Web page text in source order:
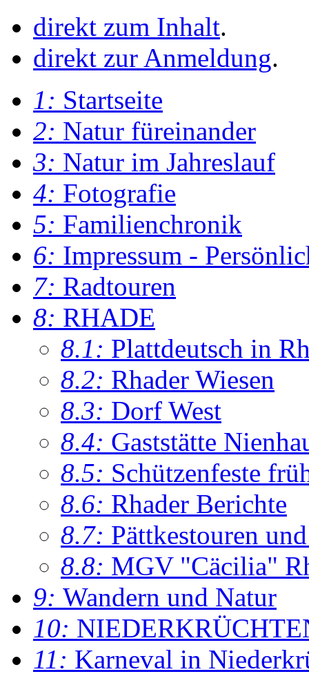
direkt zum Inhalt.
direkt zur Anmeldung.
1: Startseite
2: Natur füreinander
3: Natur im Jahreslauf
4: Fotografie
5: Familienchronik
6: Impressum -
7: Radtouren
8: RHADE
8.1: Plattdeutsch in
8.2: Rhader Wiesen
8.3: Dorf West
8.4: Gaststätte
8.5: Schützenfeste
8.6: Rhader Berichte
8.7: Pättkestouren
8.8: MGV "Cäcilia"
9: Wandern und Natur
10:
11: Karneval in